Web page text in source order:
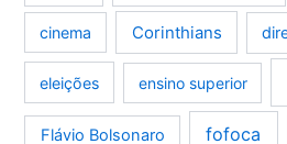
cinema Corinthians
eleições ensino superior
Flávio Bolsonaro fofoca